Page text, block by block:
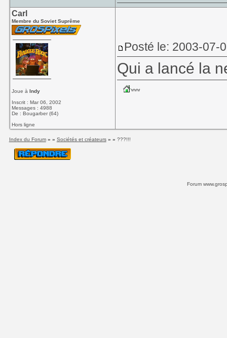
Carl
Membre du Soviet Suprême
Joue àIndy
Inscrit : Mar 06, 2002
Messages : 4988
De : Bougarber (64)
Hors ligne
Posté le: 2003-07-
Qui a lancé la
Index du Forum» » Sociétés et créateurs» » ???!!!
Forum